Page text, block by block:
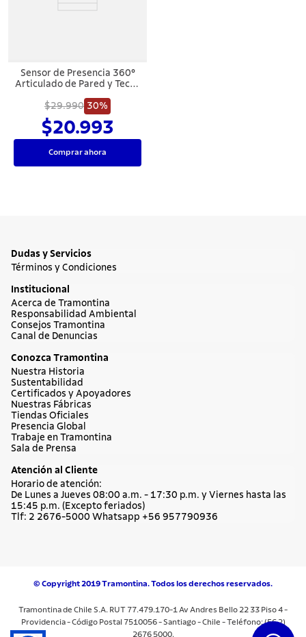
Sensor de Presencia 360°
Articulado de Pared y Techo
Fotocélula Blanco
$29.990 30%
$20.993
Comprar ahora
Dudas y Servicios
Términos y Condiciones
Institucional
Acerca de Tramontina
Responsabilidad Ambiental
Consejos Tramontina
Canal de Denuncias
Conozca Tramontina
Nuestra Historia
Sustentabilidad
Certificados y Apoyadores
Nuestras Fábricas
Tiendas Oficiales
Presencia Global
Trabaje en Tramontina
Sala de Prensa
Atención al Cliente
Horario de atención:
De Lunes a Jueves 08:00 a.m. - 17:30 p.m. y Viernes hasta las
15:45 p.m. (Excepto feriados)
Tlf: 2 2676-5000 Whatsapp +56 957790936
© Copyright 2019 Tramontina. Todos los derechos reservados.
Tramontina de Chile S.A. RUT 77.479.170-1 Av Andres Bello 22 33 Piso 4 -
Providencia - Código Postal 7510056 - Santiago - Chile - Teléfono: (56 2)
2676 5000.